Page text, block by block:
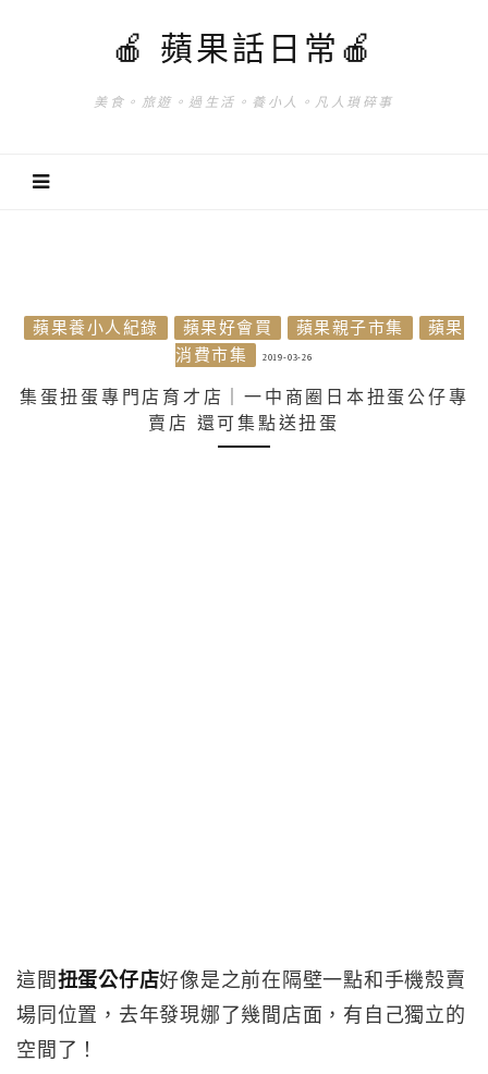
🍎 蘋果話日常🍎
美食。旅遊。過生活。養小人。凡人瑣碎事
蘋果養小人紀錄 蘋果好會買 蘋果親子市集
蘋果
消費市集
2019-03-26
集蛋扭蛋專門店育才店｜一中商圈日本扭蛋公仔專
賣店 還可集點送扭蛋
這間 扭蛋公仔店好像是之前在隔壁一點和手機殼賣
場同位置，去年發現娜了幾間店面，有自己獨立的
空間了！